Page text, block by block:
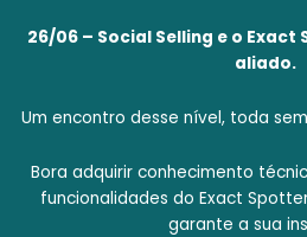
26/06 – Social Selling e o
aliado.
Um encontro desse nível, toda
Bora adquirir conhecimento
funcionalidades do Exact
garante a sua